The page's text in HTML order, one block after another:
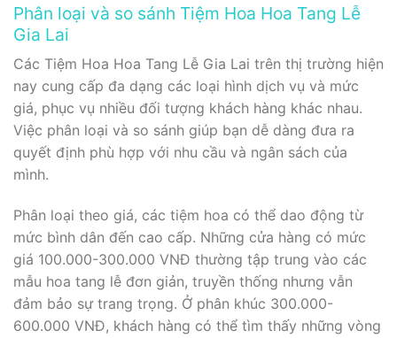
Phân loại và so sánh Tiệm Hoa Hoa Tang Lễ
Gia Lai
Các Tiệm Hoa Hoa Tang Lễ Gia Lai trên thị trường hiện
nay cung cấp đa dạng các loại hình dịch vụ và mức
giá, phục vụ nhiều đối tượng khách hàng khác nhau.
Việc phân loại và so sánh giúp bạn dễ dàng đưa ra
quyết định phù hợp với nhu cầu và ngân sách của
mình.
Phân loại theo giá, các tiệm hoa có thể dao động từ
mức bình dân đến cao cấp. Những cửa hàng có mức
giá 100.000-300.000 VNĐ thường tập trung vào các
mẫu hoa tang lễ đơn giản, truyền thống nhưng vẫn
đảm bảo sự trang trọng. Ở phân khúc 300.000-
600.000 VNĐ, khách hàng có thể tìm thấy những vòng